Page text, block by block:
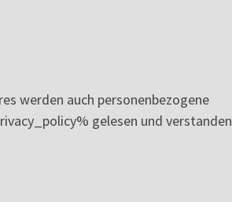
werden auch personenbezogene
gelesen und verstanden